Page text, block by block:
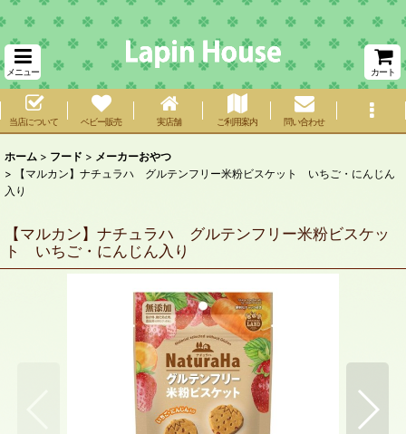
メニュー カート
当店について ベビー販売 実店舗 ご利用案内 問い合わせ
ホーム > フード > メーカーおやつ
>
【マルカン】ナチュラハ グルテンフリー米粉ビスケット いちご・にんじん
入り
【マルカン】ナチュラハ グルテンフリー米粉ビスケッ
ト いちご・にんじん入り